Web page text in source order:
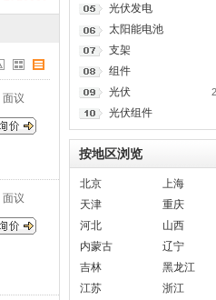
面议
面议
光伏发电
太阳能电池
支架
组件
光伏
光伏组件
按地区浏览
北京
上海
天津
重庆
河北
山西
内蒙古
辽宁
吉林
黑龙江
江苏
浙江